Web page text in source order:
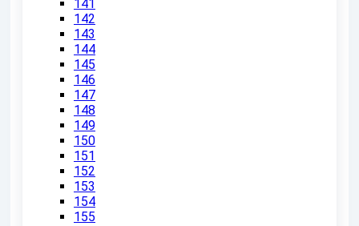
141
142
143
144
145
146
147
148
149
150
151
152
153
154
155